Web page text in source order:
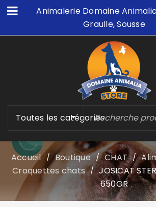
Animalerie Domaine Animalia
Graulle, Sousse
Toutes les catégories
Accueil / Boutique / CHAT /
Croquettes chats / JOSICAT
650GR